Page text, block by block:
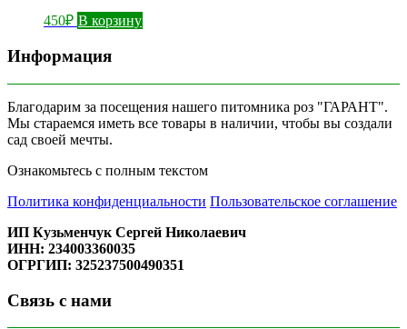
450₽ В корзину
Информация
Благодарим за посещения нашего питомника роз "ГАРАНТ".
Мы стараемся иметь все товары в наличии, чтобы вы создали
сад своей мечты.
Ознакомьтесь с полным текстом
Политика конфиденциальности Пользовательское соглашение
ИП Кузьменчук Сергей Николаевич
ИНН: 234003360035
ОГРГИП: 325237500490351
Связь с нами